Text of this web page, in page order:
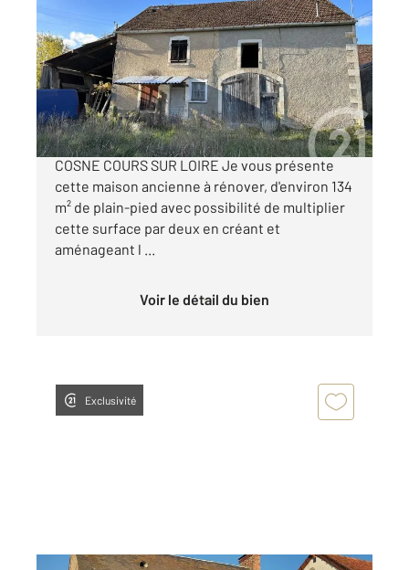
, 2 pièces
Ref : 16607
Maison à vendre
36 000 €
A 10 minutes de DONZY et 20 minutes de
COSNE COURS SUR LOIRE Je vous présente
cette maison ancienne à rénover, d'environ 134
m² de plain-pied avec possibilité de multiplier
cette surface par deux en créant et
aménageant l ...
Voir le détail du bien
Exclusivité